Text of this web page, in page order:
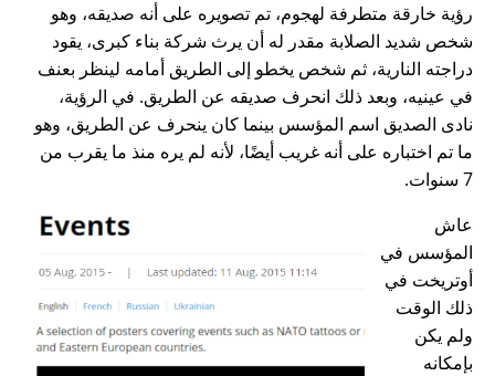
رؤية خارقة متطرفة لهجوم، تم تصويره على أنه صديقه، وهو
شخص شديد الصلابة مقدر له أن يرث شركة بناء كبرى، يقود
دراجته النارية، ثم شخص يخطو إلى الطريق أمامه لينظر بعنف
في عينيه، وبعد ذلك انحرف صديقه عن الطريق. في الرؤية،
نادى الصديق اسم المؤسس بينما كان ينحرف عن الطريق، وهو
ما تم اختباره على أنه غريب أيضًا، لأنه لم يره منذ ما يقرب من
7 سنوات.
عاش
المؤسس في
أوتريخت في
ذلك الوقت
ولم يكن
بإمكانه